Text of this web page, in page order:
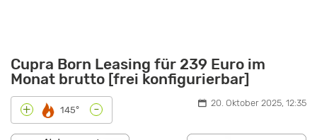
Cupra Born Leasing für 239 Euro im
Monat brutto [frei konfigurierbar]
+ 145° - 20. Oktober 2025, 12:35